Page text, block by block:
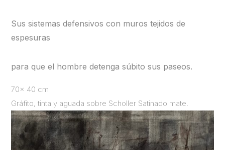
Sus sistemas defensivos con muros tejidos de
espesuras
para que el hombre detenga súbito sus paseos.
70x 40 cm
Gráfito, tinta y aguada sobre Scholler Satinado mate.